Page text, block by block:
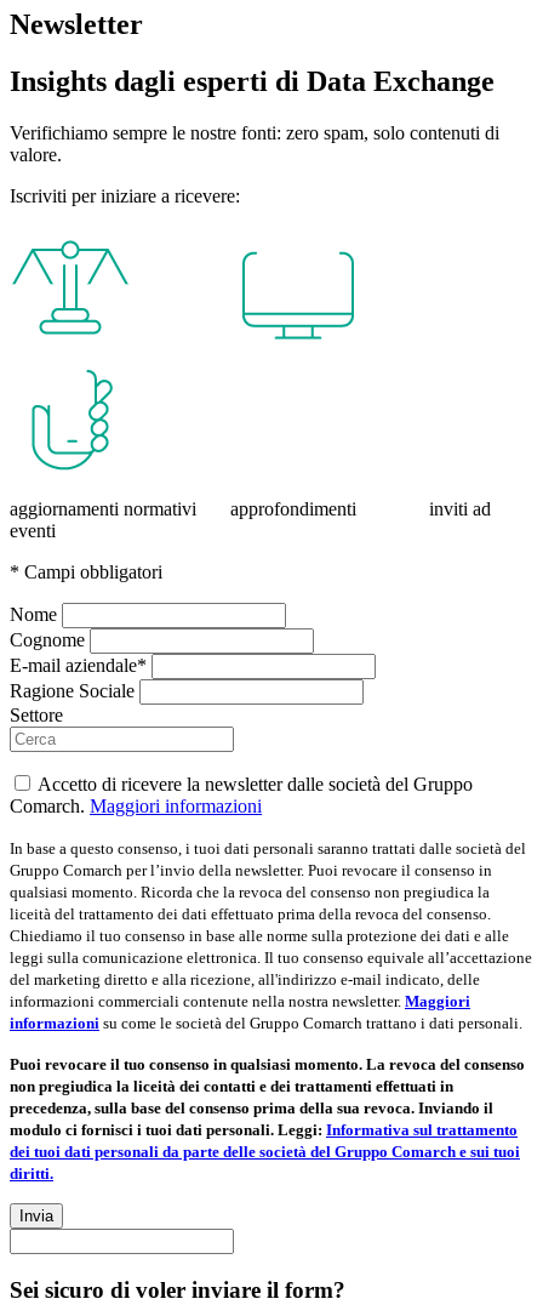
Newsletter
Insights dagli esperti di Data Exchange
Verifichiamo sempre le nostre fonti: zero spam, solo contenuti di
valore.
Iscriviti per iniziare a ricevere:
aggiornamenti normativi approfondimenti inviti ad
eventi
* Campi obbligatori
Nome
Cognome
E-mail aziendale*
Ragione Sociale
Settore
Accetto di ricevere la newsletter dalle società del Gruppo
Comarch. Maggiori informazioni
In base a questo consenso, i tuoi dati personali saranno trattati dalle società del
Gruppo Comarch per l’invio della newsletter. Puoi revocare il consenso in
qualsiasi momento. Ricorda che la revoca del consenso non pregiudica la
liceità del trattamento dei dati effettuato prima della revoca del consenso.
Chiediamo il tuo consenso in base alle norme sulla protezione dei dati e alle
leggi sulla comunicazione elettronica. Il tuo consenso equivale all’accettazione
del marketing diretto e alla ricezione, all'indirizzo e-mail indicato, delle
informazioni commerciali contenute nella nostra newsletter. Maggiori
informazioni su come le società del Gruppo Comarch trattano i dati personali.
Puoi revocare il tuo consenso in qualsiasi momento. La revoca del consenso
non pregiudica la liceità dei contatti e dei trattamenti effettuati in
precedenza, sulla base del consenso prima della sua revoca. Inviando il
modulo ci fornisci i tuoi dati personali. Leggi: Informativa sul trattamento
dei tuoi dati personali da parte delle società del Gruppo Comarch e sui tuoi
diritti.
Invia
Sei sicuro di voler inviare il form?